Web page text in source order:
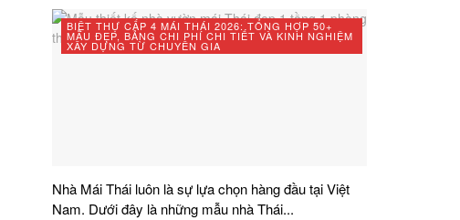
BIỆT THỰ CẤP 4 MÁI THÁI 2026: TỔNG HỢP 50+
MẪU ĐẸP, BẢNG CHI PHÍ CHI TIẾT VÀ KINH NGHIỆM
XÂY DỰNG TỪ CHUYÊN GIA
Nhà Mái Thái luôn là sự lựa chọn hàng đầu tại Việt
Nam. Dưới đây là những mẫu nhà Thái...